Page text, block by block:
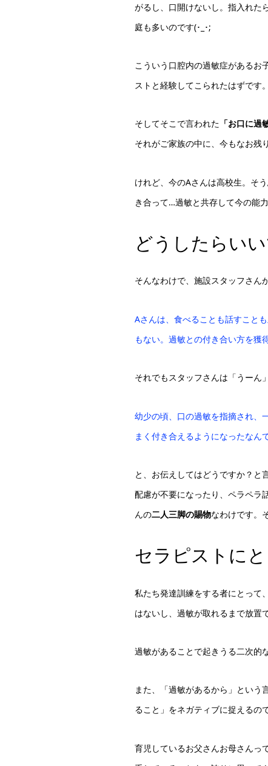
がるし、口開けないし。指入れた
庭も多いのです(･_･;
こういう口腔内の過敏症があるお
ストと経験してこられたはずです。
そしてそこで言われた 「お口に過
それがご家族の中に、今もなお残
けれど、今のAさんは高校生。そ
き合って…過敏と共存して今の能
どうしたらい
そんなわけで、施設スタッフさん
Aさんは、食べることも話すこと
もない。過敏との付き合い方を獲
それでもスタッフさんは「うーん
幼少の頃、口の過敏を指摘され、
まく付き合えるようになったなん
と、お伝えしてはどうですか？と
配慮が不要になったり、ペラペラ
んの二人三脚の賜物なわけです。
セラピストに
私たち発達訓練をする者にとって
はないし、過敏が取れるまで放置
過敏があることで起きうる二次的
また、「過敏があるから」という
ること」をネガティブに捉えるの
育児しているお父さんお母さんっ